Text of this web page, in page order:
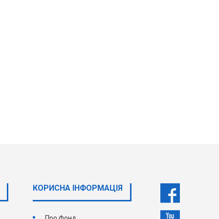
КОРИСНА ІНФОРМАЦІЯ